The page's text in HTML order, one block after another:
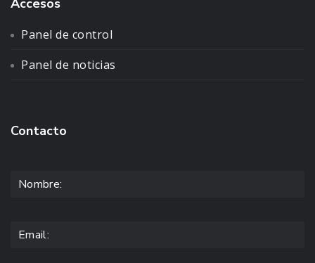
Accesos
Panel de control
Panel de noticias
Contacto